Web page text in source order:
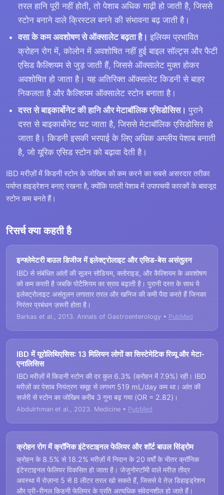
तरल हानि पूरी नहीं होती, तो पेशाब अधिक गाढ़ी हो जाती है, जिससे
स्टोन बनाने वाले क्रिस्टल बनने की संभावना बढ़ जाती है।
वसा के कम अवशोषण से ऑक्सालेट बढ़ता है। इलियम प्रभावित
क्रोहन रोग में, कोलोन में अवशोषित नहीं हुई बाइल सॉल्ट्स और फैटी
एसिड कैल्शियम से जुड़ जाती हैं, जिससे ऑक्सालेट मुक्त होकर
अवशोषित हो जाता है। यह अतिरिक्त ऑक्सालेट किडनी से बाहर
निकलता है और कैल्शियम ऑक्सालेट स्टोन बनाता है।
दस्त से बाइकार्बोनेट की हानि और मेटाबॉलिक एसिडोसिस। पुराने
दस्त से बाइकार्बोनेट घट जाता है, जिससे मेटाबॉलिक एसिडोसिस हो
जाता है। किडनी इसकी भरपाई के लिए अधिक अम्लीय पेशाब बनाती
है, जो यूरिक एसिड स्टोन को बढ़ावा देती है।
IBD मरीज़ों में किडनी स्टोन के जोखिम को कम करने का सबसे असरदार तरीका
पर्याप्त हाइड्रेशन बनाए रखना है, क्योंकि पतली पेशाब में उपापचयी कारकों के बावजूद
स्टोन कम बनते हैं।
रिसर्च क्या कहती है
इन्फ्लेमेटरी बाउल डिजीज में इलेक्ट्रोलाइट और एसिड-बेस असंतुलन
IBD से संबंधित आंतों की सूजन सोडियम, क्लोराइड, और कैल्शियम के अवशोषण
को कम करती है जबकि पोटैशियम का स्राव बढ़ाती है। पुरानी दस्त के साथ ये
इलेक्ट्रोलाइट असंतुलन लगातार तरल और खनिज की कमी पैदा करते हैं जिनका
निरंतर प्रबंधन ज़रूरी होता है।
Barkas et al., 2013. Annals of Gastroenterology • PubMed
IBD में यूरोलिथिएसिस: 13 मिलियन लोगों का सिस्टेमेटिक रिव्यू और मेटा-
एनालिसिस
IBD मरीज़ों में किडनी स्टोन की दर कुल 6.3% (क्रोहन में 7.9%) रही। IBD
मरीज़ों का पेशाब नियंत्रण समूह से लगभग 519 mL/day कम था। आंत की
सर्जरी से स्टोन का जोखिम करीब 3 गुना बढ़ गया (OR = 2.82)।
Abdulrhman et al., 2023. Medicine • PubMed
क्रोहन रोग में क्रॉनिक इंटेस्टाइनल फेलियर और शॉर्ट बाउल सिंड्रोम
क्रोहन के 8.5% से 18.2% मरीज़ों में निदान के 20 वर्षों के भीतर क्रॉनिक
इंटेस्टाइनल फेलियर विकसित हो जाता है। जेजुनोस्टॉमी वाले मरीज़ तीव्र
अवस्था में रोज़ाना 5 से 8 लीटर तरल खो सकते हैं, जिससे वे तेज़ डिहाइड्रेशन
और प्री-रीनल किडनी फेलियर के प्रति अत्यधिक संवेदनशील हो जाते हैं।